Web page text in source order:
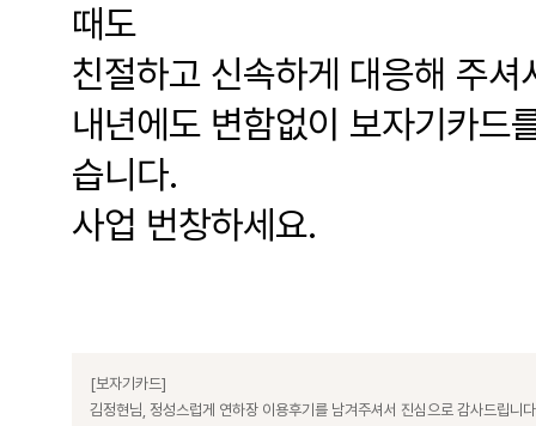
때도
친절하고 신속하게 대응해 주셔
내년에도 변함없이 보자기카드
습니다.
사업 번창하세요.
[보자기카드]
김정현님, 정성스럽게 연하장 이용후기를 남겨주셔서 진심으로 감사드립니